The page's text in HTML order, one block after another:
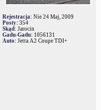
Rejestracja: Nie 24 Maj, 2009
Posty: 354
Skąd: Jarocin
Gadu-Gadu: 1056131
Auto: Jetta A2 Coupe TDI+